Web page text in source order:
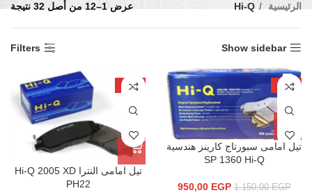
الرئيسية Hi-Q عرض 1–12 من أصل 32 نتيجة
Show sidebar
Filters
-17%
تيل امامى سبورتاج كارينز هندسية
SP 1360 Hi-Q
1.150,00EGP
950,00 EGP
-14%
تيل امامى النترا Hi-Q 2005 XD
PH22